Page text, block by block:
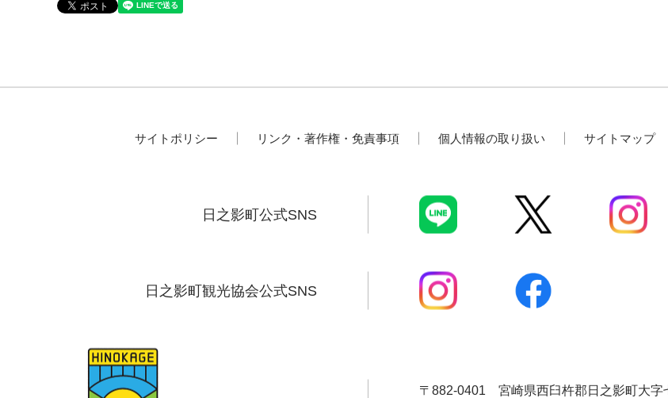
サイトポリシー リンク・著作権・免責事項 個人情報の取り扱い サイトマップ
日之影町公式SNS
日之影町観光協会公式SNS
〒882-0401 宮崎県西臼杵郡日之影町大字